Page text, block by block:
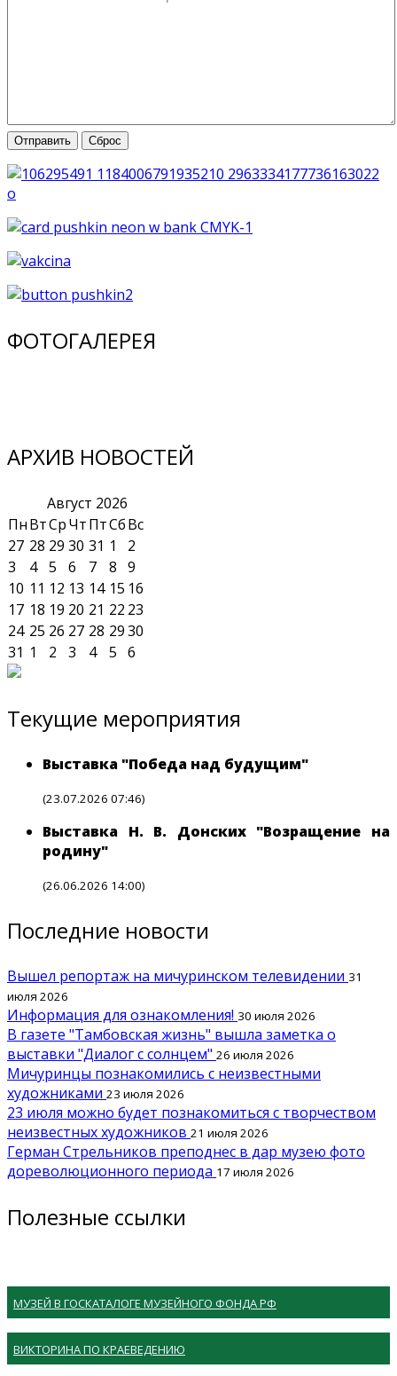
Отправить Сброс
ФОТОГАЛЕРЕЯ
АРХИВ НОВОСТЕЙ
Август 2026
ПнВтСрЧтПтСбВс
27 28 29 30 31 1
2
3
4 5 6 7 8 9
10 11 12 13 14 15 16
17 18 19 20 21 22 23
24 25 26 27 28 2930
31 1 2 3 4 5 6
Текущие мероприятия
Выставка "Победа над будущим"
(23.07.2026 07:46)
Выставка Н. В. Донских "Возращение на
родину"
(26.06.2026 14:00)
Последние новости
Вышел репортаж на мичуринском телевидении 31
июля 2026
Информация для ознакомления! 30 июля 2026
В газете "Тамбовская жизнь" вышла заметка о
выставки "Диалог с солнцем" 26 июля 2026
Мичуринцы познакомились с неизвестными
художниками 23 июля 2026
23 июля можно будет познакомиться с творчеством
неизвестных художников 21 июля 2026
Герман Стрельников преподнес в дар музею фото
дореволюционного периода 17 июля 2026
Полезные ссылки
МУЗЕЙ В ГОСКАТАЛОГЕ МУЗЕЙНОГО ФОНДА РФ
ВИКТОРИНА ПО КРАЕВЕДЕНИЮ